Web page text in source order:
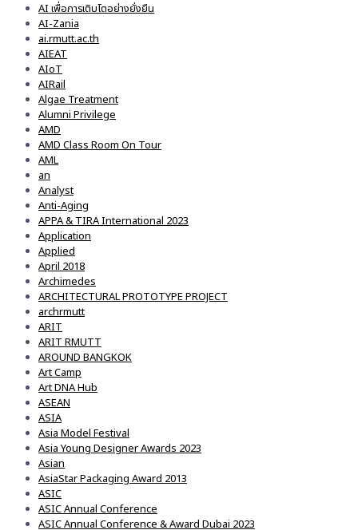
AI เพื่อการเติบโตอย่างยั่งยืน
AI-Zania
ai.rmutt.ac.th
AIEAT
AIoT
AIRail
Algae Treatment
Alumni Privilege
AMD
AMD Class Room On Tour
AML
an
Analyst
Anti-Aging
APPA & TIRA International 2023
Application
Applied
April 2018
Archimedes
ARCHITECTURAL PROTOTYPE PROJECT
archrmutt
ARIT
ARIT RMUTT
AROUND BANGKOK
Art Camp
Art DNA Hub
ASEAN
ASIA
Asia Model Festival
Asia Young Designer Awards 2023
Asian
AsiaStar Packaging Award 2013
ASIC
ASIC Annual Conference
ASIC Annual Conference & Award Dubai 2023